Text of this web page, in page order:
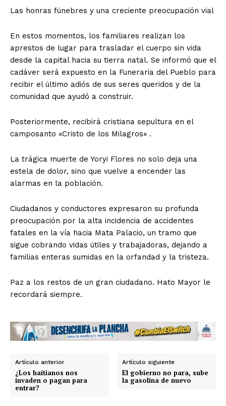
​Las honras fúnebres y una creciente preocupación vial
​En estos momentos, los familiares realizan los
aprestos de lugar para trasladar el cuerpo sin vida
desde la capital hacia su tierra natal. Se informó que el
cadáver será expuesto en la Funeraria del Pueblo para
recibir el último adiós de sus seres queridos y de la
comunidad que ayudó a construir.
Posteriormente, recibirá cristiana sepultura en el
camposanto «Cristo de los Milagros» .
​La trágica muerte de Yoryi Flores no solo deja una
estela de dolor, sino que vuelve a encender las
alarmas en la población.
Ciudadanos y conductores expresaron su profunda
preocupación por la alta incidencia de accidentes
fatales en la vía hacia Mata Palacio, un tramo que
sigue cobrando vidas útiles y trabajadoras, dejando a
familias enteras sumidas en la orfandad y la tristeza.
​Paz a los restos de un gran ciudadano. Hato Mayor le
recordará siempre.
Artículo anterior
¿Los haitianos nos
invaden o pagan para
entrar?
Artículo siguiente
El gobierno no para, sube
la gasolina de nuevo